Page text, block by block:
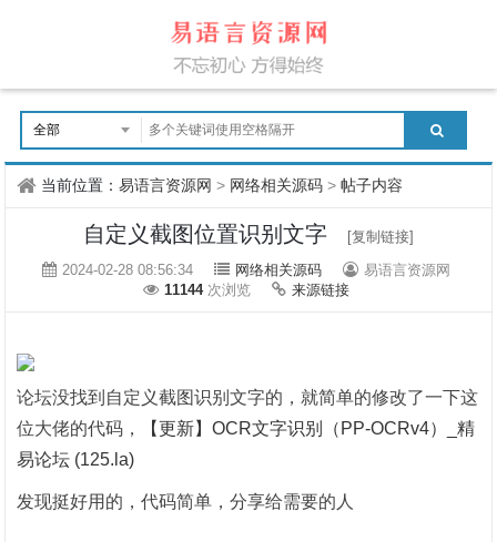
当前位置：易语言资源网 > 网络相关源码 >帖子内容
自定义截图位置识别文字
[复制链接]
2024-02-28 08:56:34
网络相关源码
易语言资源网
11144 次浏览 来源链接
论坛没找到自定义截图识别文字的，就简单的修改了一下这
位大佬的代码，
【更新】OCR文字识别（PP-OCRv4）_精
易论坛 (125.la)
发现挺好用的，代码简单，分享给需要的人